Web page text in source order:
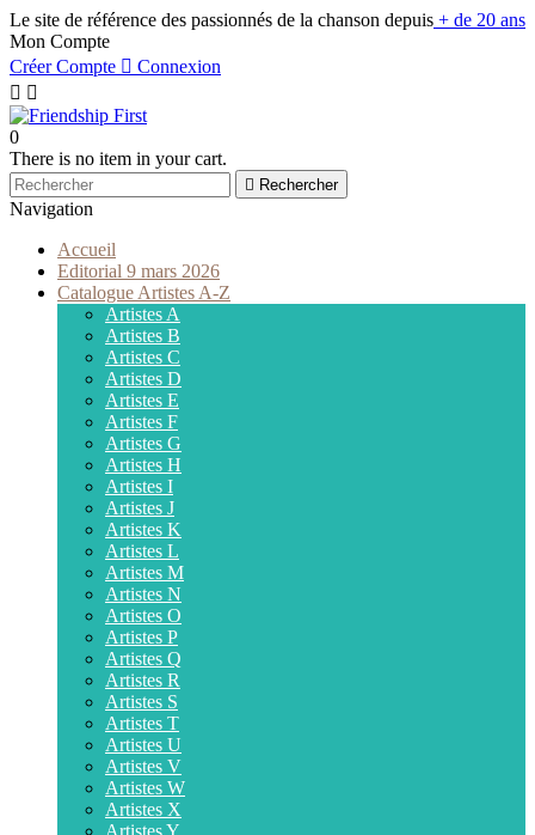
Le site de référence des passionnés de la chanson depuis + de 20 ans
Mon Compte
Créer Compte  Connexion
 
0
There is no item in your cart.
 Rechercher
Navigation
Accueil
Editorial 9 mars 2026
Catalogue Artistes A-Z
Artistes A
Artistes B
Artistes C
Artistes D
Artistes E
Artistes F
Artistes G
Artistes H
Artistes I
Artistes J
Artistes K
Artistes L
Artistes M
Artistes N
Artistes O
Artistes P
Artistes Q
Artistes R
Artistes S
Artistes T
Artistes U
Artistes V
Artistes W
Artistes X
Artistes Y